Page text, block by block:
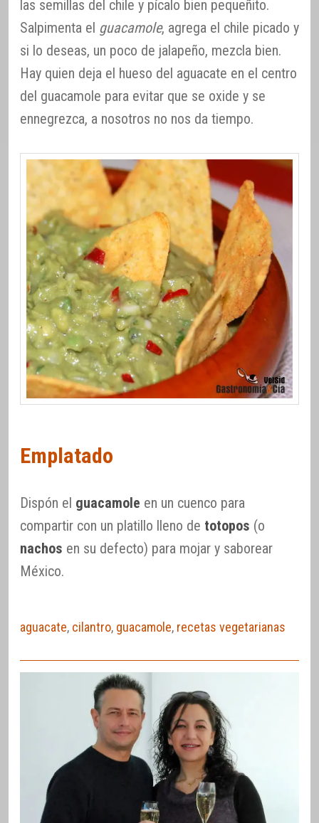
las semillas del chile y pícalo bien pequeñito.
Salpimenta el guacamole, agrega el chile picado y
si lo deseas, un poco de jalapeño, mezcla bien.
Hay quien deja el hueso del aguacate en el centro
del guacamole para evitar que se oxide y se
ennegrezca, a nosotros no nos da tiempo.
Emplatado
Dispón el guacamole en un cuenco para
compartir con un platillo lleno de totopos (o
nachos en su defecto) para mojar y saborear
México.
aguacate, cilantro, guacamole, recetas vegetarianas